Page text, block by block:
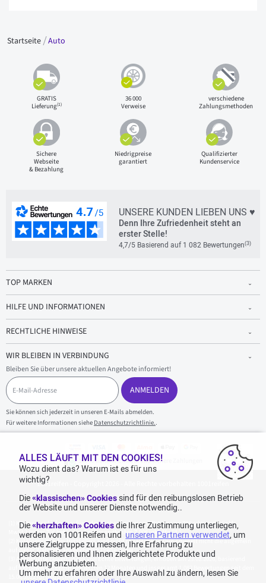
Startseite Auto
GRATIS
Lieferung(1)
36 000
Verweise
verschiedene
Zahlungsmethoden
Sichere
Webseite
& Bezahlung
Niedrigpreise
garantiert
Qualifizierter
Kundenservice
UNSERE KUNDEN LIEBEN UNS ♥
Denn Ihre Zufriedenheit steht an
erster Stelle!
4,7/5 Basierend auf 1 082 Bewertungen(3)
TOP MARKEN
HILFE UND INFORMATIONEN
RECHTLICHE HINWEISE
WIR BLEIBEN IN VERBINDUNG
Bleiben Sie über unsere aktuellen Angebote informiert!
E
-
M
a
i
l
ANMELDEN
Sie können sich jederzeit in unseren E-Mails abmelden.
Für weitere Informationen siehe Datenschutzrichtlinie..
100 % sicherer Einkauf und sichere Zahlungen
1001reifen - Copyright 2026 - Alle Rechte vorbehalten 1001reifen
Kostenlose Lieferung: für jeden Einkauf mit einem Betrag von 70€ oder mehr (inkl.
MwSt.) (unter 70€ betragen die Versandkosten 7,90€ inkl. MwSt.).
Katalogpreise des Herstellers sind nicht rabattierbar. Dies spiegelt nicht die allgemein
auf dieser Webseite angegebenen Preise wider.
Aggregierte Bewertungen von Echte Bewertungen, erhoben am 23.02.2026, basierend
auf 939 Bewertungen in den letzten 12 Monaten und insgesamt 1.082 Bewertungen seit dem
15.06.2022 für Deutschland.
ALLES LÄUFT MIT DEN COOKIES!
Wozu dient das? Warum ist es für uns
wichtig?
Die«klassischen» Cookiessind für den reibungslosen Betrieb
der Website und unserer Dienste notwendig..
Die«herzhaften» Cookies die Ihrer Zustimmung unterliegen,
werden von 1001Reifen und unseren Partnern verwendet, um
unsere Zielgruppe zu messen, Ihre Erfahrung zu
personalisieren und Ihnen zielgerichtete Produkte und
Werbung anzubieten.
Um mehr zu erfahren oder Ihre Auswahl zu ändern, lesen Sie